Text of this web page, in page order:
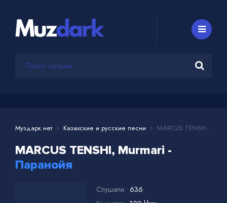
Муздарк.нет Казахские и русские песни MARCUS TENSHI, Murmari - Паранойя
MARCUS TENSHI, Murmari -
Паранойя
Слушали: 636